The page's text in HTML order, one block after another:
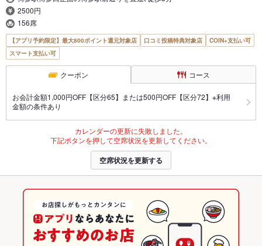
2500円
156席
【アプリ予約限定】最大800ポイント還元対象店 口コミ投稿特典対象店
COIN+支払い可
スマート支払い可
クーポン コース
お会計金額1,000円OFF【区分65】または500円OFF【区分72】※利用
金額の条件あり
カレンダーの更新に失敗しました。
下記ボタンを押して空席状況を更新してください。
空席状況を更新する